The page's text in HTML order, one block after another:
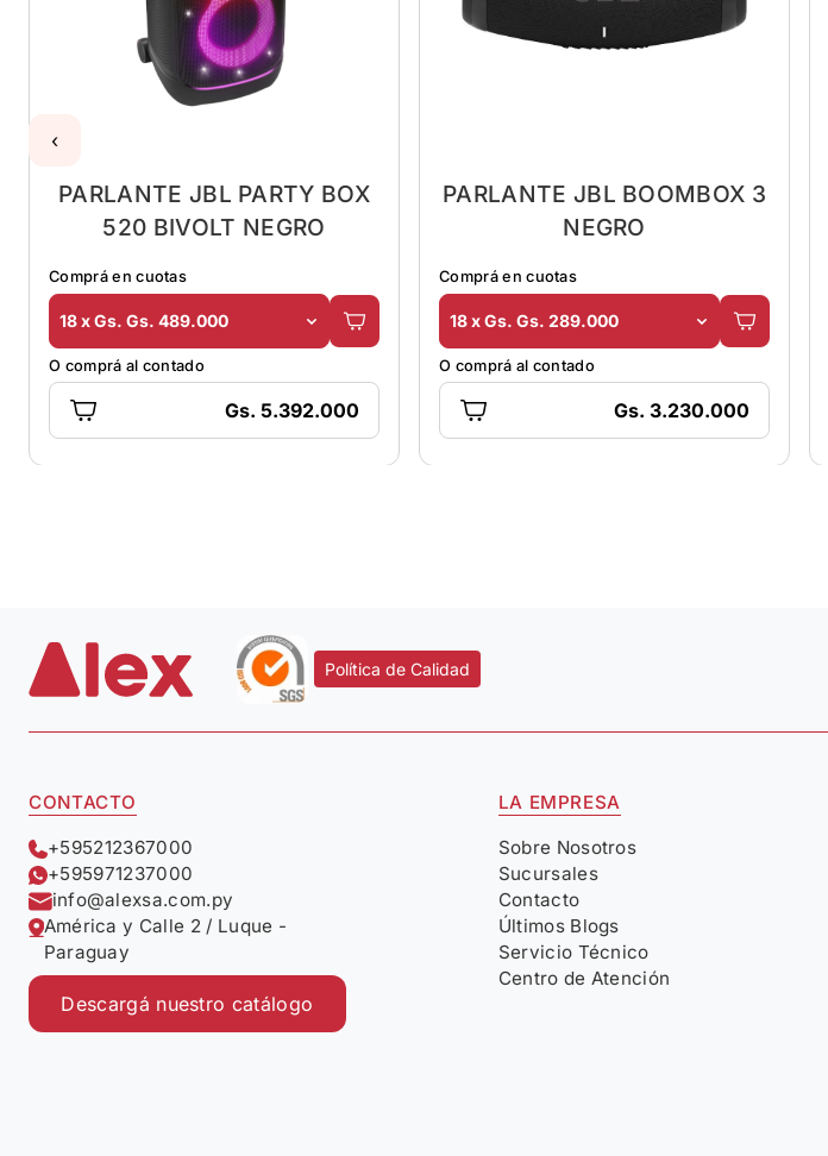
PARLANTE JBL PARTY BOX
520 BIVOLT NEGRO
Comprá en cuotas
18 x Gs. Gs. 489.000
O comprá al contado
Gs. 5.392.000
PARLANTE JBL BOOMBOX 3
NEGRO
Comprá en cuotas
18 x Gs. Gs. 289.000
O comprá al contado
Gs. 3.230.000
‹
Política de Calidad
CONTACTO
+595212367000
+595971237000
info@alexsa.com.py
América y Calle 2 / Luque -
Paraguay
Descargá nuestro catálogo
LA EMPRESA
Sobre Nosotros
Sucursales
Contacto
Últimos Blogs
Servicio Técnico
Centro de Atención